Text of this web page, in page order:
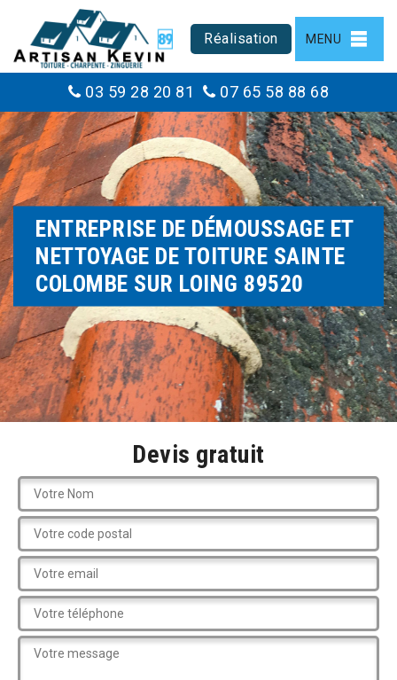
Réalisation MENU
03 59 28 20 81 07 65 58 88 68
ENTREPRISE DE DÉMOUSSAGE ET
NETTOYAGE DE TOITURE SAINTE
COLOMBE SUR LOING 89520
Devis gratuit